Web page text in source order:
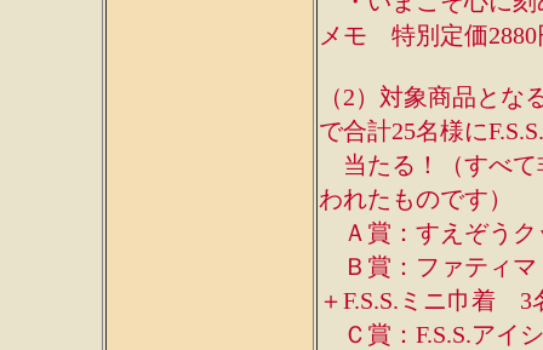
メモ 特別定価2880
（2）対象商品と
で合計25名様に
当たる！（すべて
われたものです）
Ａ賞：すえぞうク
Ｂ賞：ファティマ
＋F.S.S.ミニ巾着 3
Ｃ賞：F.S.S.アイ